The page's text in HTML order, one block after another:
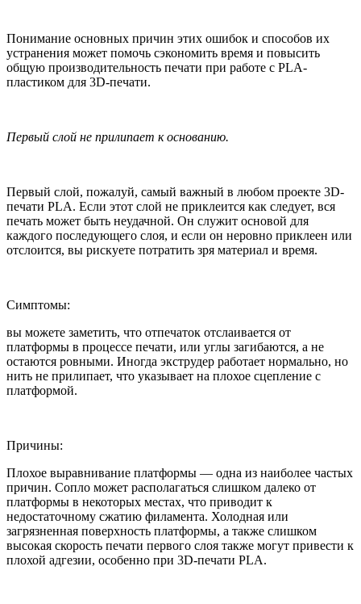
Понимание основных причин этих ошибок и способов их
устранения может помочь сэкономить время и повысить
общую производительность печати при работе с PLA-
пластиком для 3D-печати.
Первый слой не прилипает к основанию.
Первый слой, пожалуй, самый важный в любом проекте 3D-
печати PLA. Если этот слой не приклеится как следует, вся
печать может быть неудачной. Он служит основой для
каждого последующего слоя, и если он неровно приклеен или
отслоится, вы рискуете потратить зря материал и время.
Симптомы:
вы можете заметить, что отпечаток отслаивается от
платформы в процессе печати, или углы загибаются, а не
остаются ровными. Иногда экструдер работает нормально, но
нить не прилипает, что указывает на плохое сцепление с
платформой.
Причины:
Плохое выравнивание платформы — одна из наиболее частых
причин. Сопло может располагаться слишком далеко от
платформы в некоторых местах, что приводит к
недостаточному сжатию филамента. Холодная или
загрязненная поверхность платформы, а также слишком
высокая скорость печати первого слоя также могут привести к
плохой адгезии, особенно при 3D-печати PLA.